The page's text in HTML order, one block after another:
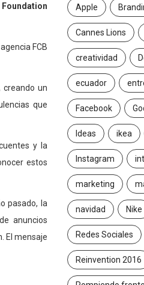
Foundation
FCB
creando un
que
y la
estos
pasado, la
anuncios
El mensaje
Apple
Cannes Lions
creatividad
ecuador
Facebook
Ideas ikea
Instagram
marketing
navidad Nike
Redes Sociales
Reinvention 2016